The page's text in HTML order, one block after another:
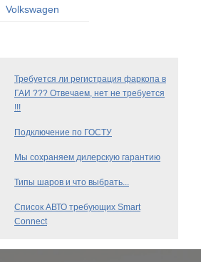
Volkswagen
Требуется ли регистрация фаркопа в
ГАИ ??? Отвечаем, нет не требуется
!!!
Подключение по ГОСТУ
Мы сохраняем дилерскую гарантию
Типы шаров и что выбрать...
Список АВТО требующих Smart
Connect